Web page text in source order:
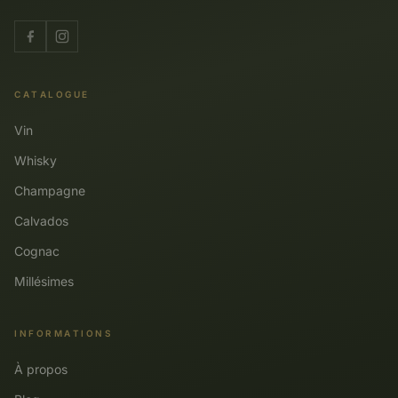
CATALOGUE
Vin
Whisky
Champagne
Calvados
Cognac
Millésimes
INFORMATIONS
À propos